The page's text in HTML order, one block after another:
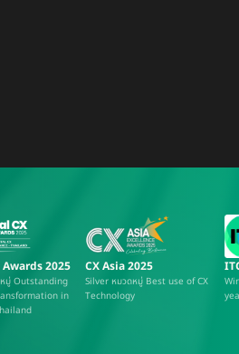
2025
มู่ Outstanding
in
CX Asia 2025
Silver หมวดหมู่ Best use of CX
Technology